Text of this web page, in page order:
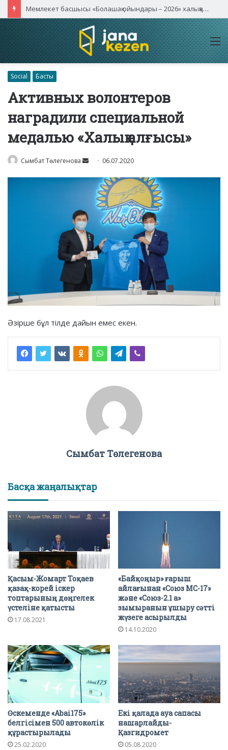
Мемлекет басшысы «Болашақ ойындары – 2026» халықаралық турнирінің ашылу салтанатына қатысты
Social Басты
Активных волонтеров
наградили специальной
медалью «Халық алғысы»
Сымбат Төлегенова
Send
email
06.07.2020
Әзірше бұл тілде дайын емес екен.
Сымбат Төлегенова
Басқа жаңалықтар
Қасым-Жомарт Тоқаев
қазақ-корей іскер
топтарының дөңгелек
үстеліне қатысты
17.08.2021
«Байқоңыр» ғарыш
айлағынан «Союз МС-17»
және «Союз-2.1 а»
зымыранын ұшыру сәтті
жүзеге асырылды
14.10.2020
Өскеменде «Abai175»
белгісімен 500 автокөлік
құрастырылады
25.02.2020
Екі қалада ауа сапасы
нашарлайды-
Қазгидромет
05.08.2020